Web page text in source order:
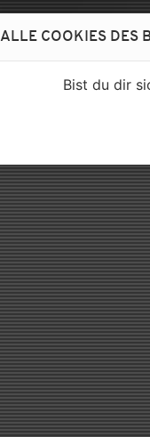
ALLE COOKIES DES
Bist du dir